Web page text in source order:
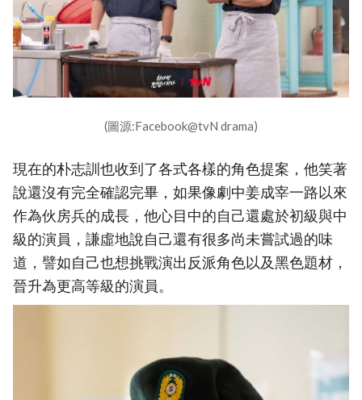
(圖源:Facebook@tvN drama)
現在的朴志訓也收到了各式各樣的角色提案，他笑著
說還沒有完全確認完畢，如果像劇中姜成宰一路以來
作為伙房兵的成長，他心目中的自己還處於初級與中
級的演員，謙虛地說自己還有很多尚未嘗試過的味
道，譬如自己也想挑戰演出反派角色以及黑色題材，
晉升為更高等級的演員。